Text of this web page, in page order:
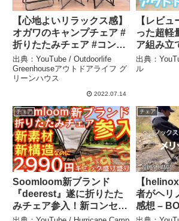
【心地よいリラックス感】
オガワのキャンプチェア #
折りたたみチェア #コンパ
クト収納 #ogawa –
Outdoorlife Greenhouse
アウトドアライフ グリー
出典：YouTube / Outdoorlife
Greenhouseアウトドアライフ グ
リーンハウス
2022.07.14
【レビ
った超軽
ア組み立
（
チャンネル
出典：
ル
チェア
Soomloom新ブランド
『deerest』遂に折りたた
みチェア参入！新コンセプ
ト『新素材採用、新たなギ
チェア
【
者がヘリ
感想 –
ーイズキ